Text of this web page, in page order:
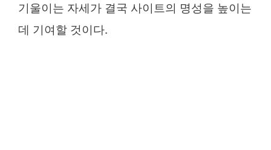
기울이는 자세가 결국 사이트의 명성을 높이는
데 기여할 것이다.